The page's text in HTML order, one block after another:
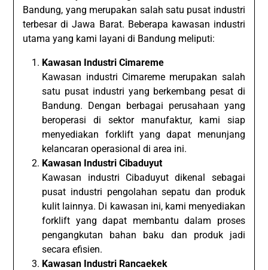
Bandung, yang merupakan salah satu pusat industri
terbesar di Jawa Barat. Beberapa kawasan industri
utama yang kami layani di Bandung meliputi:
Kawasan Industri Cimareme
Kawasan industri Cimareme merupakan salah
satu pusat industri yang berkembang pesat di
Bandung. Dengan berbagai perusahaan yang
beroperasi di sektor manufaktur, kami siap
menyediakan forklift yang dapat menunjang
kelancaran operasional di area ini.
Kawasan Industri Cibaduyut
Kawasan industri Cibaduyut dikenal sebagai
pusat industri pengolahan sepatu dan produk
kulit lainnya. Di kawasan ini, kami menyediakan
forklift yang dapat membantu dalam proses
pengangkutan bahan baku dan produk jadi
secara efisien.
Kawasan Industri Rancaekek